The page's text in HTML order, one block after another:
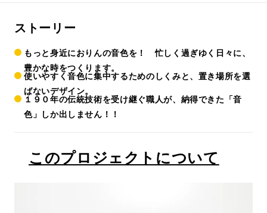
ストーリー
もっと身近におりんの音色を！ 忙しく過ぎゆく日々に、
豊かな時をつくります。
使いやすく音色に集中するためのしくみと、置き場所を選
ばないデザイン。
１９０年の伝統技術を受け継ぐ職人が、納得できた「音
色」しか出しません！！
このプロジェクトについて